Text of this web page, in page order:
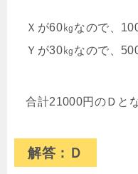
Ｘが60㎏なので、
Ｙが30㎏なので、
合計21000円のＤとな
解答：Ｄ